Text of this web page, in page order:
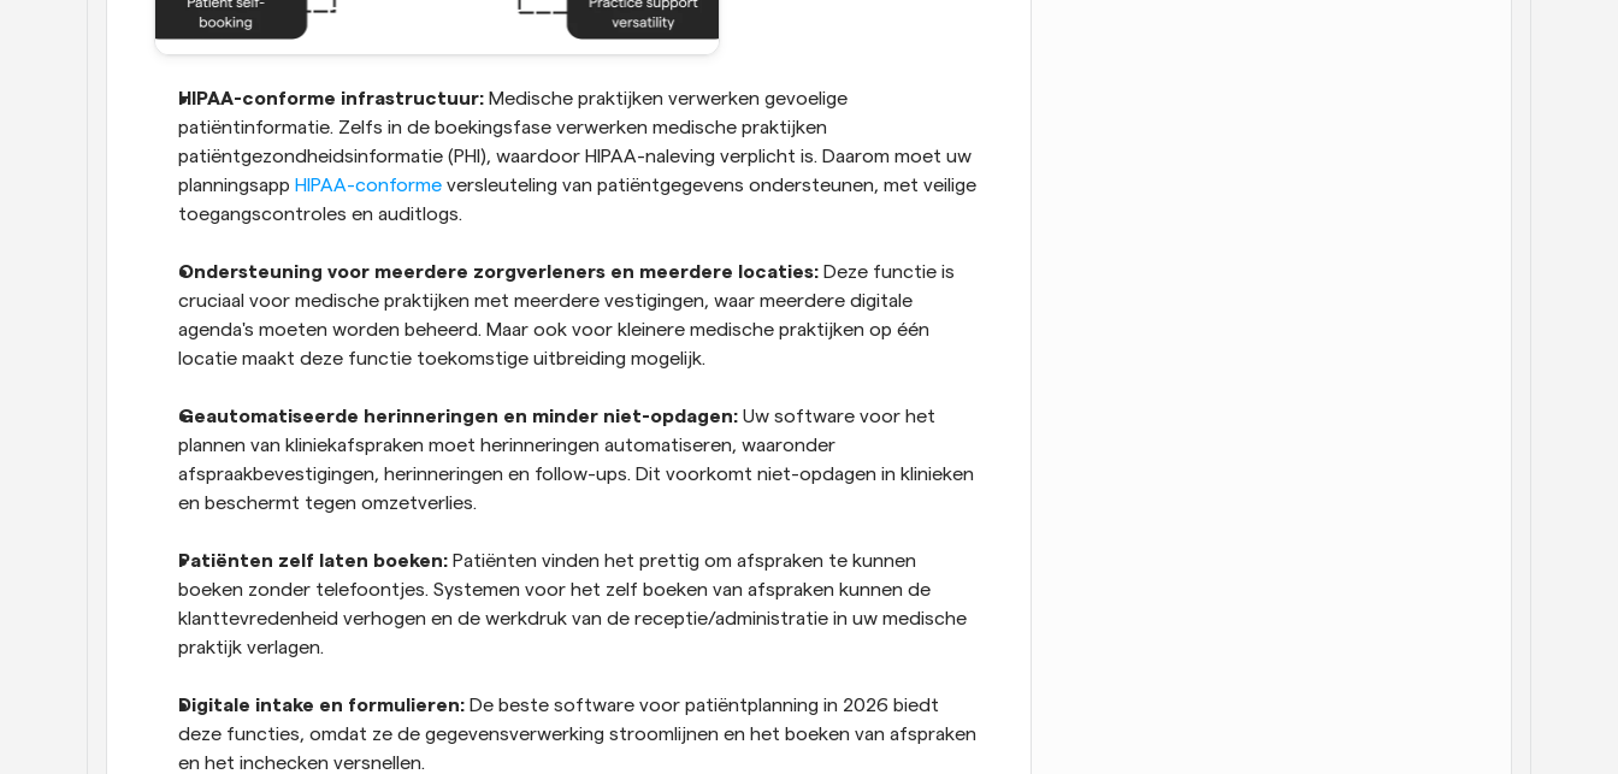
HIPAA-conforme infrastructuur: Medische praktijken verwerken gevoelige
patiëntinformatie. Zelfs in de boekingsfase verwerken medische praktijken
patiëntgezondheidsinformatie (PHI), waardoor HIPAA-naleving verplicht is. Daarom moet uw
planningsapp HIPAA-conforme versleuteling van patiëntgegevens ondersteunen, met veilige
toegangscontroles en auditlogs.
Ondersteuning voor meerdere zorgverleners en meerdere locaties: Deze functie is
cruciaal voor medische praktijken met meerdere vestigingen, waar meerdere digitale
agenda's moeten worden beheerd. Maar ook voor kleinere medische praktijken op één
locatie maakt deze functie toekomstige uitbreiding mogelijk.
Geautomatiseerde herinneringen en minder niet-opdagen: Uw software voor het
plannen van kliniekafspraken moet herinneringen automatiseren, waaronder
afspraakbevestigingen, herinneringen en follow-ups. Dit voorkomt niet-opdagen in klinieken
en beschermt tegen omzetverlies.
Patiënten zelf laten boeken: Patiënten vinden het prettig om afspraken te kunnen
boeken zonder telefoontjes. Systemen voor het zelf boeken van afspraken kunnen de
klanttevredenheid verhogen en de werkdruk van de receptie/administratie in uw medische
praktijk verlagen.
Digitale intake en formulieren: De beste software voor patiëntplanning in 2026 biedt
deze functies, omdat ze de gegevensverwerking stroomlijnen en het boeken van afspraken
en het inchecken versnellen.